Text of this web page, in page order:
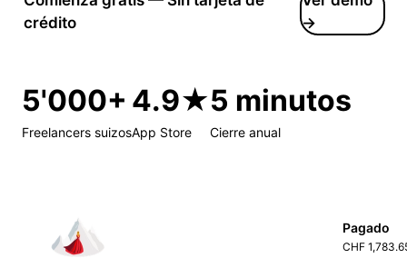
crédito
→
5'000+
Freelancers suizos
4.9★
App Store
5 minutos
Cierre anual
Pagado
CHF